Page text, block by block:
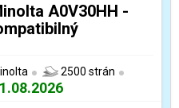
A0V30HH -
2500 strán